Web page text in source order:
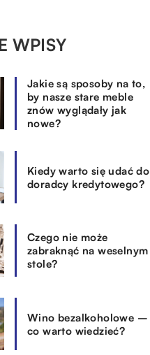
WPISY
Jakie są sposoby na to,
by nasze stare meble
znów wyglądały jak
nowe?
Kiedy warto się udać do
doradcy kredytowego?
Czego nie może
zabraknąć na weselnym
stole?
Wino bezalkoholowe –
co warto wiedzieć?